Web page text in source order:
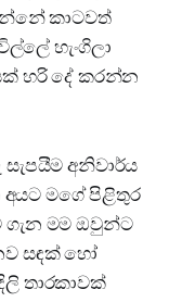
කාටවත්
හැංගිලා
හරි දේ කරන්න
අනිවාර්ය
මගේ පිළිතුර
ගැන මම ඔවුන්ට
සඳක් හෝ
තාරකාවක්